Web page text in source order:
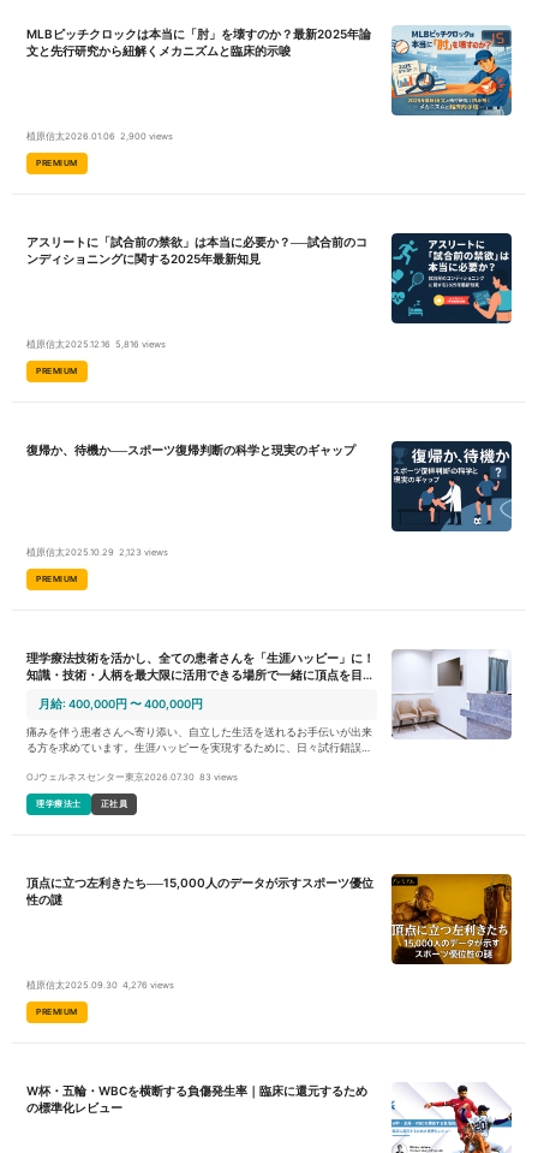
MLBピッチクロックは本当に「肘」を壊すのか？最新2025年論
文と先行研究から紐解くメカニズムと臨床的示唆
植原信太2026.01.06 2,900 views
PREMIUM
アスリートに「試合前の禁欲」は本当に必要か？──試合前のコ
ンディショニングに関する2025年最新知見
植原信太2025.12.16 5,816 views
PREMIUM
復帰か、待機か──スポーツ復帰判断の科学と現実のギャップ
植原信太2025.10.29 2,123 views
PREMIUM
理学療法技術を活かし、全ての患者さんを「生涯ハッピー」に！
知識・技術・人柄を最大限に活用できる場所で一緒に頂点を目指
月給: 400,000円 〜 400,000円
痛みを伴う患者さんへ寄り添い、自立した生活を送れるお手伝いが出来
る方を求めています。生涯ハッピーを実現するために、日々試行錯誤し
涯ハッピー」を実現できるようにあなたの力をお貸しください 理学療法
士としての役割は、単に運動療法を行うという事ではなく、全身を見て
いく立場で患者さんに向き合って頂きます。自身の技術や専門知識のみ
改善率を上げていけるような方を募集しております。 OJウェルネスセ
ンターでは、ILC国際腰痛クリニックにて治療、診察した方を対象に独自
「腰痛治療効果100%」を目指しています！介護度をお持ちの患者様にも
ゼーション、独自の食事療法、美健幸プログラムの施術を介入すること
にアプローチし、心身ともに健幸な身体つくりを心がけております。患
者様には自宅でのセルフケアーを継続することを目標にリハビリに励ん
OJウェルネスセンター東京2026.07.30 83 views
理学療法士 正社員
頂点に立つ左利きたち──15,000人のデータが示すスポーツ優位
性の謎
植原信太2025.09.30 4,276 views
PREMIUM
W杯・五輪・WBCを横断する負傷発生率｜臨床に還元するため
の標準化レビュー